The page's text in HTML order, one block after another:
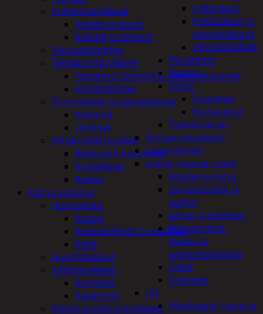
Peltisakset
Pulttisakset ja
voimaleikkurit
vetoniittipihdit
Puristimet
Puukot
Sahat
Puusahat
Rautasahat
Työkalusarjat
Korjaamotyökalut
Lämmittimet
Liimat, massat, teipit
Köydet ja narut
Liimapistoolit ja
puikot
Liimat ja lukitteet
Rasvaprässit,
massa ja
uretaanipistoolit
Teipit
Tiivisteet
LVI
Allaskaapit, hanat ja
Puhelintarvikkeet
Johdot ja laturit
Kotelot ja telineet
Tehosekoittimet
Tietokonetarvikkeet
Adapterit, liittimet ja telakointiasemat
Verkkolaitteet
Tv-tarvikkeet ja seinätelineet
Antennit
Liittimet
Viihde-elektroniikka
Bluetooth kaiuttimet
Kuulokkeet
Radiot
Koti ja sisustus
Huonekalut
Kaapit
Kenkätelineet ja naulakot
Peilit
Huonetuoksut
Juhlatarvikkeet
Koristelu
Paketointi
Keittiö ja taloustarvikkeet